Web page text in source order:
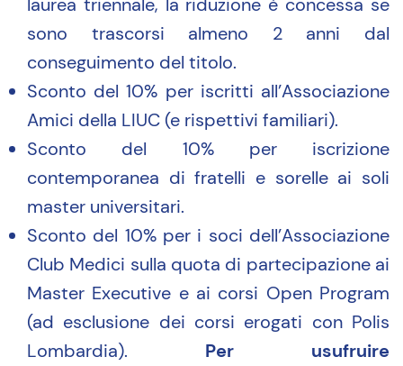
sono trascorsi almeno 2 anni dal
conseguimento del titolo.
Sconto del 10% per iscritti all’Associazione
Amici della LIUC (e rispettivi familiari).
Sconto del 10% per iscrizione
contemporanea di fratelli e sorelle ai soli
master universitari.
Sconto del 10% per i soci dell’Associazione
Club Medici sulla quota di partecipazione ai
Master Executive e ai corsi Open Program
(ad esclusione dei corsi erogati con Polis
Lombardia). Per usufruire